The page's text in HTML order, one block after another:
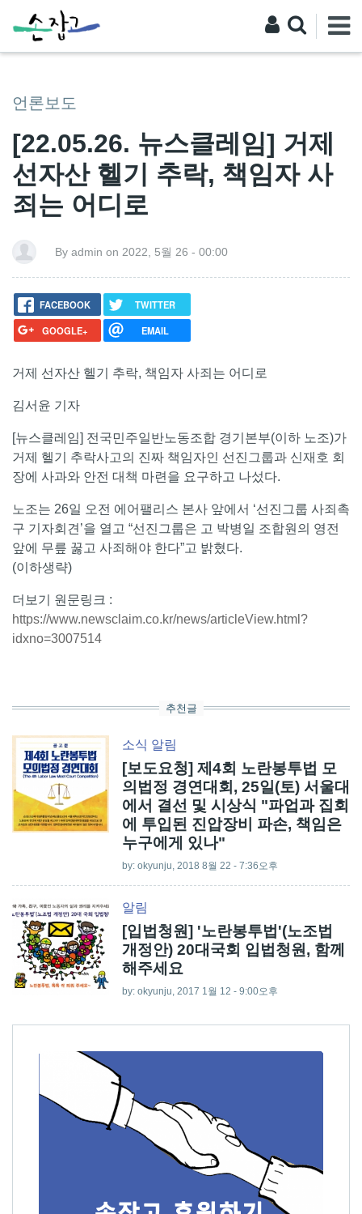
언론보도
[22.05.26. 뉴스클레임] 거제
선자산 헬기 추락, 책임자 사
죄는 어디로
By admin on 2022, 5월 26 - 00:00
FACEBOOK
TWITTER
GOOGLE+
EMAIL
거제 선자산 헬기 추락, 책임자 사죄는 어디로
김서윤 기자
[뉴스클레임] 전국민주일반노동조합 경기본부(이하 노조)가
거제 헬기 추락사고의 진짜 책임자인 선진그룹과 신재호 회
장에 사과와 안전 대책 마련을 요구하고 나섰다.
노조는 26일 오전 에어팰리스 본사 앞에서 ‘선진그룹 사죄촉
구 기자회견’을 열고 “선진그룹은 고 박병일 조합원의 영전
앞에 무릎 꿇고 사죄해야 한다”고 밝혔다.
(이하생략)
더보기 원문링크 :
https://www.newsclaim.co.kr/news/articleView.html?
idxno=3007514
추천글
소식 알림
[보도요청] 제4회 노란봉투법 모
의법정 경연대회, 25일(토) 서울대
에서 결선 및 시상식 "파업과 집회
에 투입된 진압장비 파손, 책임은
누구에게 있나"
by: okyunju, 2018 8월 22 - 7:36오후
알림
[입법청원] '노란봉투법'(노조법
개정안) 20대국회 입법청원, 함께
해주세요
by: okyunju, 2017 1월 12 - 9:00오후